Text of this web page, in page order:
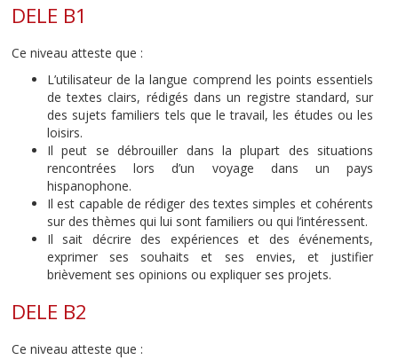
DELE B1
Ce niveau atteste que :
L’utilisateur de la langue comprend les points essentiels
de textes clairs, rédigés dans un registre standard, sur
des sujets familiers tels que le travail, les études ou les
loisirs.
Il peut se débrouiller dans la plupart des situations
rencontrées lors d’un voyage dans un pays
hispanophone.
Il est capable de rédiger des textes simples et cohérents
sur des thèmes qui lui sont familiers ou qui l’intéressent.
Il sait décrire des expériences et des événements,
exprimer ses souhaits et ses envies, et justifier
brièvement ses opinions ou expliquer ses projets.
DELE B2
Ce niveau atteste que :